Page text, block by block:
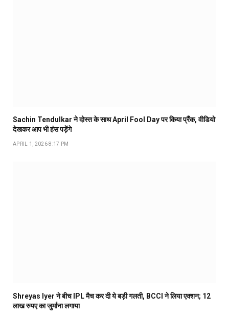
Sachin Tendulkar ने दोस्त के साथ April Fool Day पर किया प्रैंक, वीडियो
देखकर आप भी हंस पड़ेंगे
APRIL 1, 2026 8:17 PM
Shreyas Iyer ने बीच IPL मैच कर दी ये बड़ी गलती, BCCI ने लिया एक्शन; 12
लाख रुपए का जुर्माना लगाया